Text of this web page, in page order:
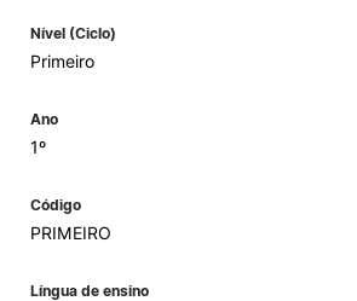
Nível (Ciclo)
Primeiro
Ano
1º
Código
PRIMEIRO
Língua de ensino